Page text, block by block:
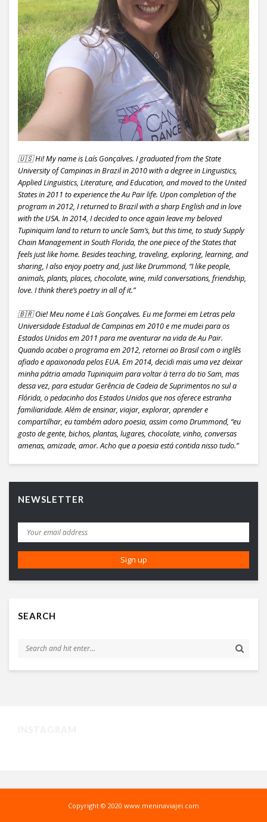
🇺🇸 Hi! My name is Laís Gonçalves. I graduated from the State
University of Campinas in Brazil in 2010 with a degree in Linguistics,
Applied Linguistics, Literature, and Education, and moved to the United
States in 2011 to experience the Au Pair life. Upon completion of the
program in 2012, I returned to Brazil with a sharp English and in love
with the USA. In 2014, I decided to once again leave my beloved
Tupiniquim land to return to uncle Sam’s, but this time, to study Supply
Chain Management in South Florida, the one piece of the States that
feels just like home. Besides teaching, traveling, exploring, learning, and
sharing, I also enjoy poetry and, just like Drummond, “I like people,
animals, plants, places, chocolate, wine, mild conversations, friendship,
love. I think there’s poetry in all of it.”
🇧🇷 Oie! Meu nome é Laís Gonçalves. Eu me formei em Letras pela
Universidade Estadual de Campinas em 2010 e me mudei para os
Estados Unidos em 2011 para me aventurar na vida de Au Pair.
Quando acabei o programa em 2012, retornei ao Brasil com o inglês
afiado e apaixonada pelos EUA. Em 2014, decidi mais uma vez deixar
minha pátria amada Tupiniquim para voltar à terra do tio Sam, mas
dessa vez, para estudar Gerência de Cadeia de Suprimentos no sul a
Flórida, o pedacinho dos Estados Unidos que nos oferece estranha
familiaridade. Além de ensinar, viajar, explorar, aprender e
compartilhar, eu também adoro poesia, assim como Drummond, “eu
gosto de gente, bichos, plantas, lugares, chocolate, vinho, conversas
amenas, amizade, amor. Acho que a poesia está contida nisso tudo.”
NEWSLETTER
SEARCH
Copyright © 2020 www.meninaviajei.com